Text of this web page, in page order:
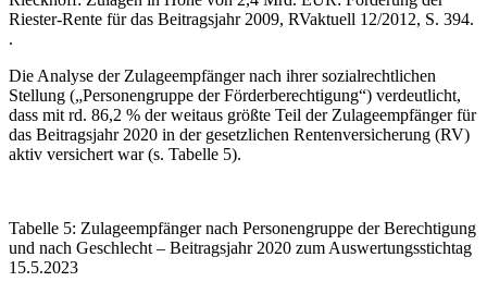
Riester-Rente für das Beitragsjahr 2009, RVaktuell 12/2012, S. 394.
.
Die Analyse der Zulageempfänger nach ihrer sozialrechtlichen
Stellung („Personengruppe der Förderberechtigung“) verdeutlicht,
dass mit rd. 86,2 % der weitaus größte Teil der Zulageempfänger für
das Beitragsjahr 2020 in der gesetzlichen Rentenversicherung (RV)
aktiv versichert war (s. Tabelle 5).
Tabelle 5: Zulageempfänger nach Personengruppe der Berechtigung
und nach Geschlecht – Beitragsjahr 2020 zum Auswertungsstichtag
15.5.2023